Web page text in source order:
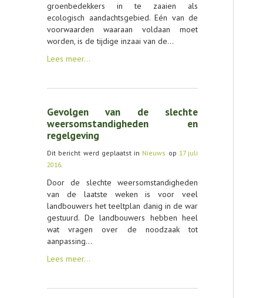
groenbedekkers in te zaaien als
ecologisch aandachtsgebied. Eén van de
voorwaarden waaraan voldaan moet
worden, is de tijdige inzaai van de…
Lees meer…
Gevolgen van de slechte
weersomstandigheden en
regelgeving
Dit bericht werd geplaatst in Nieuws op 17 juli
2016.
Door de slechte weersomstandigheden
van de laatste weken is voor veel
landbouwers het teeltplan danig in de war
gestuurd. De landbouwers hebben heel
wat vragen over de noodzaak tot
aanpassing…
Lees meer…